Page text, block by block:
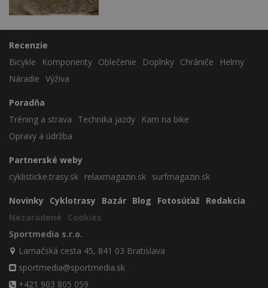
Recenzie
Bicykle
Komponenty Oblečenie Doplnky Chrániče
Helmy
Náradie Výživa
Poradňa
Tréning a strava
Technika jazdy
Kam na bike
Opravy a údržba
Partnerské weby
cyklisticke.trasy.sk relaxmagazin.sk surfmagazin.sk
Novinky Cyklotrasy Bazár Blog Fotosúťaž Redakcia
Nezaradené
Cookies
Sportmedia s.r.o.
Lamačská cesta 45, 841 03 Bratislava
sportmedia@sportmedia.sk
+421 903 805 059